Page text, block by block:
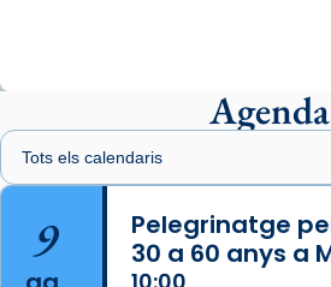
presidit aquest 27 de juliol
Santes de Mataró.
🔗
📸 J. Merino
Photo
Agenda
9
Pelegrinatge
30 a 60 anys a